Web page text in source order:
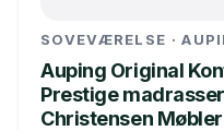
SOVEVÆRELSE ·
Auping Original
Prestige
Christensen Møbler